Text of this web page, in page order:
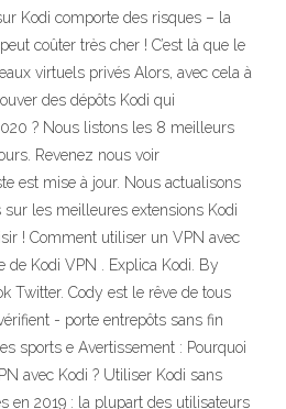
Kodi comporte des risques – la
coûter très cher ! C’est là que le
virtuels privés Alors, avec cela à
des dépôts Kodi qui
? Nous listons les 8 meilleurs
Revenez nous voir
est mise à jour. Nous actualisons
sur les meilleures extensions Kodi
! Comment utiliser un VPN avec
de Kodi VPN . Explica Kodi. By
Twitter. Cody est le rêve de tous
- porte entrepôts sans fin
sports e Avertissement : Pourquoi
avec Kodi ? Utiliser Kodi sans
en 2019 : la plupart des utilisateurs